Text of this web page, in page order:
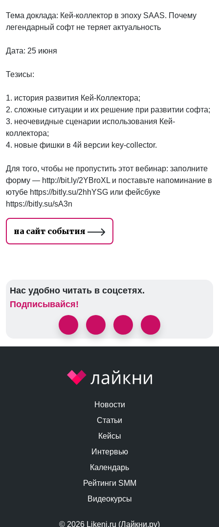
Тема доклада: Кей-коллектор в эпоху SAAS. Почему
легендарный софт не теряет актуальность
Дата: 25 июня
Тезисы:
1. история развития Кей-Коллектора;
2. сложные ситуации и их решение при развитии софта;
3. неочевидные сценарии использования Кей-
коллектора;
4. новые фишки в 4й версии key-collector.
Для того, чтобы не пропустить этот вебинар: заполните
форму — http://bit.ly/2YBroXL и поставьте напоминание в
ютубе https://bitly.su/2hhYSG или фейсбуке
https://bitly.su/sA3n
на сайт события
Нас удобно читать в соцсетях.
Подписывайся!
© 2026 Likeni.ru (Лайкни.ру)
Новости
Статьи
Кейсы
Интервью
Календарь
Рейтинги SMM
Видеокурсы